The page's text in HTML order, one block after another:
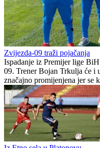
malonogometni turnir za
Kuću nade
Premijer liga BiH
0 0